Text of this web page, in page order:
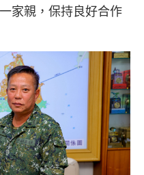
家親，保持良好合作